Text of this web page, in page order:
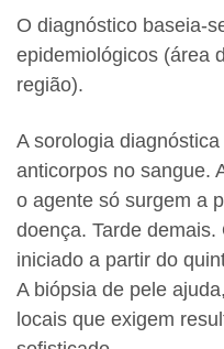
O diagnóstico baseia-
epidemiológicos (área
região).
A sorologia
anticorpos no sangue.
o agente só surgem a
doença. Tarde
iniciado a partir do
A biópsia de pele
locais que exigem